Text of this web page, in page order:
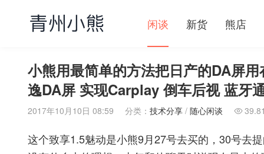
闲谈 新货 熊店
小熊用最简单的方法把日产的DA屏
逸DA屏 实现Carplay 倒车后视 蓝牙
2017年10月10日 08:59 分类： 技术分享 / 随心闲谈 
这个致享1.5魅动是小熊9月27号去买的，30号去